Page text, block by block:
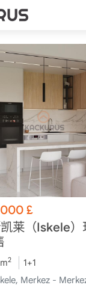
£
莱（Iskele）
2
1+1
Merkez -